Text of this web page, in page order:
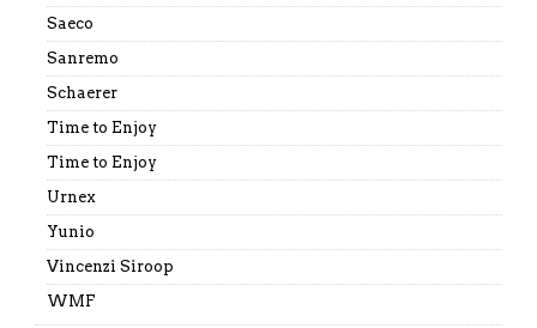
Saeco
Sanremo
Schaerer
Time to Enjoy
Time to Enjoy
Urnex
Yunio
Vincenzi Siroop
WMF